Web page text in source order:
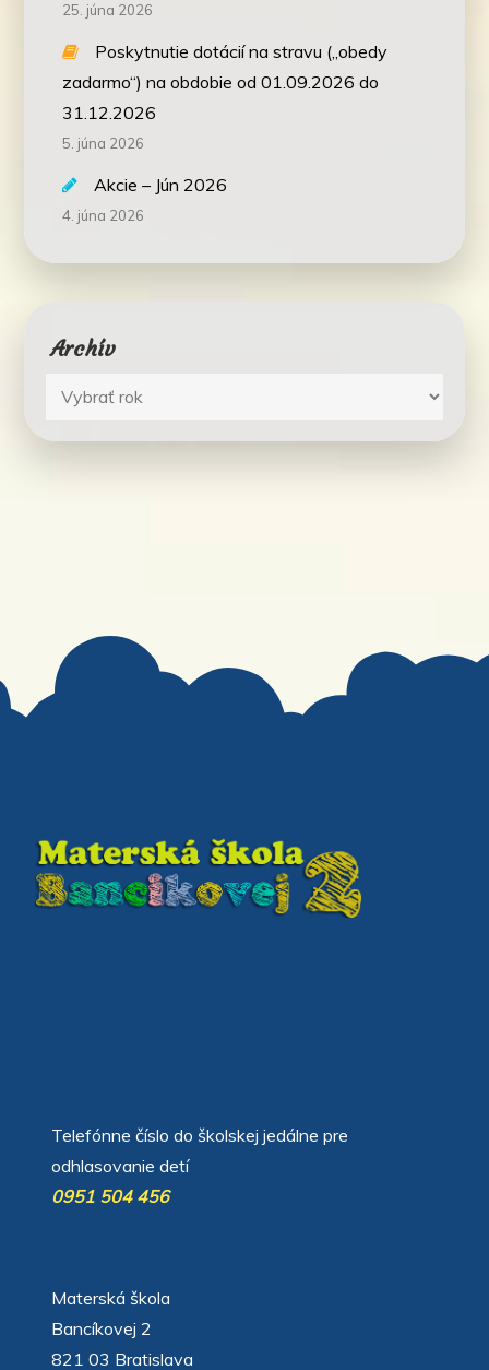
25. júna 2026
Poskytnutie dotácií na stravu („obedy
zadarmo“) na obdobie od 01.09.2026 do
31.12.2026
5. júna 2026
Akcie – Jún 2026
4. júna 2026
Archív
Archív
Telefónne číslo do školskej jedálne pre
odhlasovanie detí
0951 504 456
Materská škola
Bancíkovej 2
821 03 Bratislava